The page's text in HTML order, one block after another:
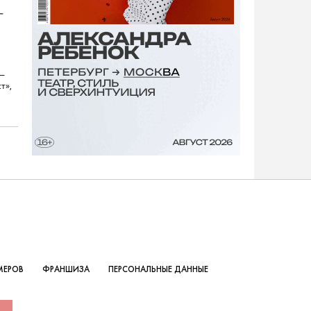
ФРАНШИЗА ПЕРСОНАЛЬНЫЕ ДАННЫЕ